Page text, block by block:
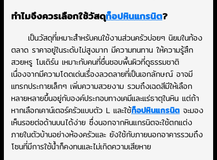
ทำไมจึงควรเลือกใช้วัสดุท็อปหินแกรนิต?
เป็นวัสดุที่เหมาะสำหรับคนใช้งานส่วนครัวบ่อยๆ นิยมในท้อง
ตลาด ราคาอยู่ในระดับไม่สูงมาก มีความทนทาน ให้ความรู้สึก
สวยหรู โมเดิร์น เหมาะกับคนที่ชื่นชอบพื้นผิวที่ดูธรรมชาติ
เนื่องจากมีความโดดเด่นเรื่องลวดลายที่เป็นเอกลักษณ์ อาจมี
แทรกประกายเล็กๆ เพิ่มความสวยงาม รวมถึงเฉดสีมีให้เลือก
หลายหลายขึ้นอยู่กับองค์ประกอบทางเคมีและแร่ธาตุในหิน แต่ถ้า
หากเลือกเคาน์เตอร์ครัวแบบตัว L และใช้ท็อปหินแกรนิต จะมอง
เห็นรอยต่อด้านบนได้ง่าย ซึ่งนอกจากหินแกรนิตจะใช้ตกแต่ง
ภายในตัวบ้านอย่างห้องครัวและ ยังใช้กับภายนอกอาคารรวมถึง
โซนที่มีการใช้น้ำก็คงทนและไม่เกิดความเสียหาย